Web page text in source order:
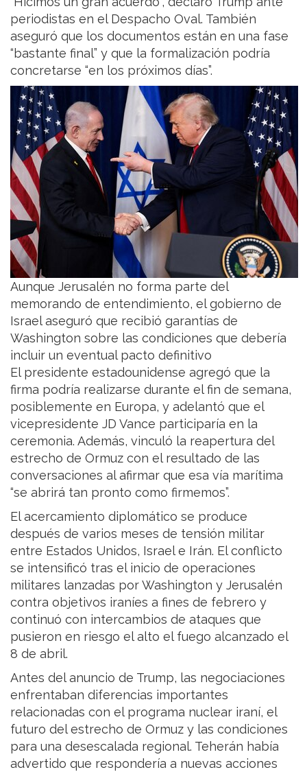
periodistas en el Despacho Oval. También
aseguró que los documentos están en una fase
“bastante final” y que la formalización podría
concretarse “en los próximos días”.
Aunque Jerusalén no forma parte del
memorando de entendimiento, el gobierno de
Israel aseguró que recibió garantías de
Washington sobre las condiciones que debería
incluir un eventual pacto definitivo
El presidente estadounidense agregó que la
firma podría realizarse durante el fin de semana,
posiblemente en Europa, y adelantó que el
vicepresidente JD Vance participaría en la
ceremonia. Además, vinculó la reapertura del
estrecho de Ormuz con el resultado de las
conversaciones al afirmar que esa vía marítima
“se abrirá tan pronto como firmemos”.
El acercamiento diplomático se produce
después de varios meses de tensión militar
entre Estados Unidos, Israel e Irán. El conflicto
se intensificó tras el inicio de operaciones
militares lanzadas por Washington y Jerusalén
contra objetivos iraníes a fines de febrero y
continuó con intercambios de ataques que
pusieron en riesgo el alto el fuego alcanzado el
8 de abril.
Antes del anuncio de Trump, las negociaciones
enfrentaban diferencias importantes
relacionadas con el programa nuclear iraní, el
futuro del estrecho de Ormuz y las condiciones
para una desescalada regional. Teherán había
advertido que respondería a nuevas acciones